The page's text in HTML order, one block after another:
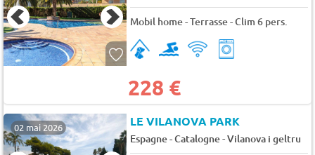
Mobil home - Terrasse - Clim 6 pers.
228 €
02 mai 2026 LE VILANOVA PARK
Espagne - Catalogne-Vilanova i geltru